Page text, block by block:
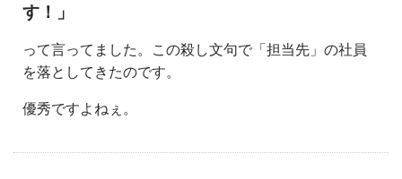
す！」
って言ってました。この殺し文句で「担当先」の社員
を落としてきたのです。
優秀ですよねぇ。